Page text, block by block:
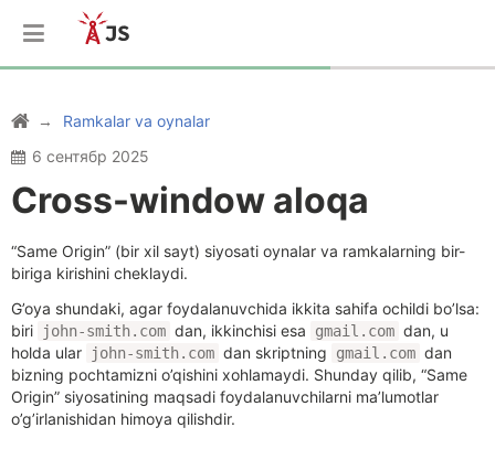
Ramkalar va oynalar
6 сентябр 2025
Cross-window aloqa
“Same Origin” (bir xil sayt) siyosati oynalar va ramkalarning bir-
biriga kirishini cheklaydi.
G’oya shundaki, agar foydalanuvchida ikkita sahifa ochildi bo’lsa:
biri
john-smith.com dan, ikkinchisi esa gmail.com dan, u
holda ular
john-smith.com dan skriptning gmail.com dan
bizning pochtamizni o’qishini xohlamaydi. Shunday qilib, “Same
Origin” siyosatining maqsadi foydalanuvchilarni ma’lumotlar
o’g’irlanishidan himoya qilishdir.